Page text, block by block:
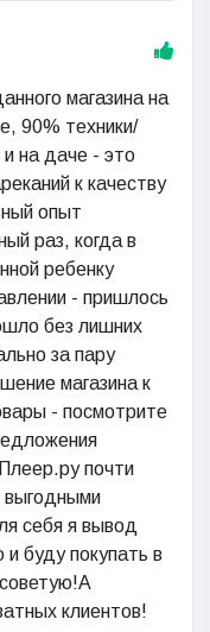
магазина на
90% техники/
на даче - это
к качеству
опыт
раз, когда в
ребенку
- пришлось
без лишних
за пару
магазина к
- посмотрите
почти
выгодными
себя я вывод
буду покупать в
клиентов!